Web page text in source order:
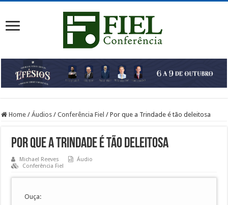
Home / Áudios / Conferência Fiel / Por que a Trindade é tão deleitosa
Por que a Trindade é tão deleitosa
Michael Reeves
Áudio
Conferência Fiel
Ouça: